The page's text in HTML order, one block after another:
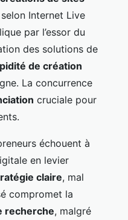
Internet Live
par l’essor du
des solutions de
de création
La concurrence
cruciale pour
échouent à
en levier
claire, mal
compromet la
recherche, malgré